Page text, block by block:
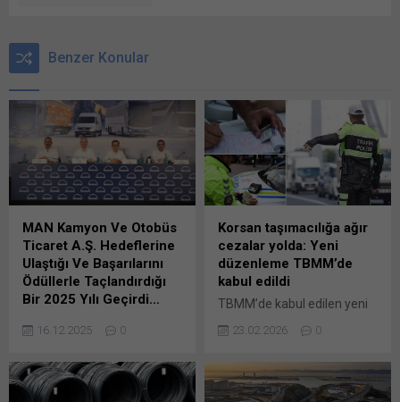
Benzer Konular
MAN Kamyon Ve Otobüs
Ticaret A.Ş. Hedeflerine
Ulaştığı Ve Başarılarını
Ödüllerle Taçlandırdığı
Bir 2025 Yılı Geçirdi…
pazarda satışlarını %10
Otobüs Ticaret A.Ş., 2025
yılında siyasi ve ekonomik
16.12.2025 0
Korsan taşımacılığa ağır
cezalar yolda: Yeni
düzenleme TBMM’de
kabul edildi
TBMM’de kabul edilen yeni
taşımacılığına rekor cezalar
taşıyanlara 100 bin liraya
kadar para cezası
23.02.2026 0